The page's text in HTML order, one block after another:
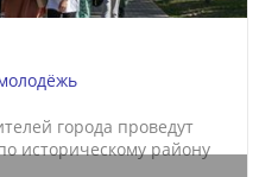
города проведут
историческому району